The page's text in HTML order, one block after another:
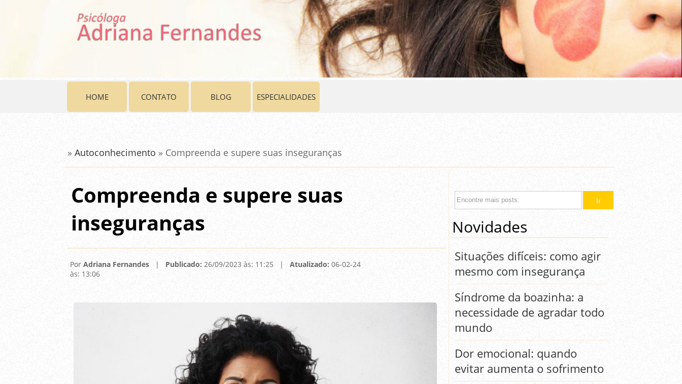
HOME CONTATO BLOG ESPECIALIDADES
»Autoconhecimento » Compreenda e supere suas inseguranças
Compreenda e supere suas
inseguranças
PorAdriana Fernandes | Publicado: 26/09/2023 às: 11:25 |Atualizado: 06-02-24
às: 13:06
Novidades
Situações difíceis: como agir
mesmo com insegurança
Síndrome da boazinha: a
necessidade de agradar todo
mundo
Dor emocional: quando
evitar aumenta o sofrimento